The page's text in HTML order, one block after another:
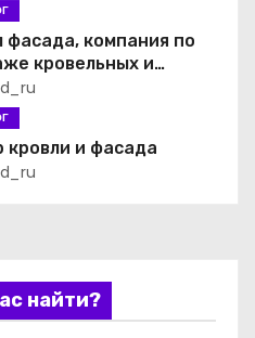
фасада, компания по
кровельных и
материалов
кровли и фасада
найти?